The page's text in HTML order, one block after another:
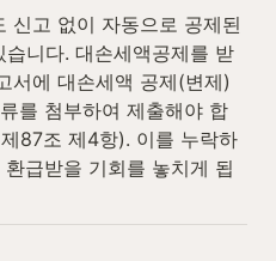
신고 없이 자동으로 공제된
니다. 대손세액공제를 받
서에 대손세액 공제(변제)
를 첨부하여 제출해야 합
87조 제4항). 이를 누락하
급받을 기회를 놓치게 됩